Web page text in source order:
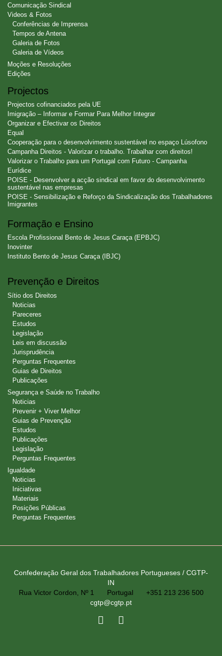
Comunicação Sindical
Videos & Fotos
Conferências de Imprensa
Tempos de Antena
Galeria de Fotos
Galeria de Vídeos
Moções e Resoluções
Edições
Projectos
Projectos cofinanciados pela UE
Imigração – Informar e Formar Para Melhor Integrar
Organizar e Efectivar os Direitos
Equal
Cooperação para o desenvolvimento sustentável no espaço Lúsofono
Campanha Direitos - Valorizar o trabalho. Trabalhar com direitos!
Valorizar o Trabalho para um Portugal com Futuro - Campanha
Eurídice
POISE - Desenvolver a acção sindical em favor do desenvolvimento
sustentável nas empresas
POISE - Sensibilização e Reforço da Sindicalização dos Trabalhadores
Imigrantes
Formação e Ensino
Escola Profissional Bento de Jesus Caraça (EPBJC)
Inovinter
Instituto Bento de Jesus Caraça (IBJC)
Prevenção e Direitos
Sítio dos Direitos
Noticias
Pareceres
Estudos
Legislação
Leis em discussão
Jurisprudência
Perguntas Frequentes
Guias de Direitos
Publicações
Segurança e Saúde no Trabalho
Noticias
Prevenir + Viver Melhor
Guias de Prevenção
Estudos
Publicações
Legislação
Perguntas Frequentes
Igualdade
Noticias
Iniciativas
Materiais
Posições Públicas
Perguntas Frequentes
Confederação Geral dos Trabalhadores Portugueses / CGTP-
IN
Rua Victor Cordon, Nº 1
Portugal
+351 213 236 500
cgtp@cgtp.pt